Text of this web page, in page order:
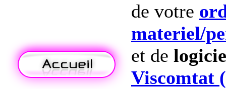
de votre
materiel/
et de
Viscomtat